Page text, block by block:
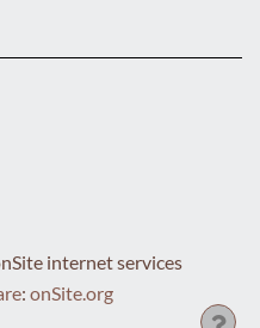
internet services
: onSite.org